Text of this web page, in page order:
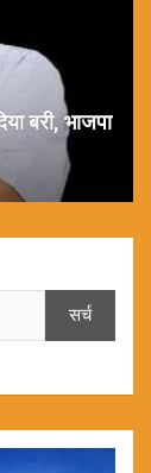
बरी, भाजपा
सर्च